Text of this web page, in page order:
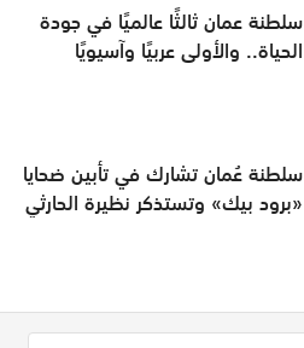
سلطنة عمان ثالثًا عالميًا في جودة
الحياة.. والأولى عربيًا وآسيويًا
سلطنة عُمان تشارك في تأبين ضحايا
«برود بيك» وتستذكر نظيرة الحارثي